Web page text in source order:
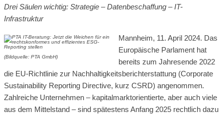
Drei Säulen wichtig: Strategie – Datenbeschaffung – IT-
Infrastruktur
(Bildquelle: PTA GmbH)
Mannheim, 11. April 2024. Das
Europäische Parlament hat
bereits zum Jahresende 2022
die EU-Richtlinie zur Nachhaltigkeitsberichterstattung (Corporate
Sustainability Reporting Directive, kurz CSRD) angenommen.
Zahlreiche Unternehmen – kapitalmarktorientierte, aber auch viele
aus dem Mittelstand – sind spätestens Anfang 2025 rechtlich dazu